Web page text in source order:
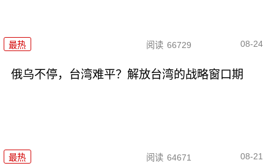
最热 阅读 66729 08-24
俄乌不停，台湾难平？解放台湾的战略窗口期
最热 阅读 64671 08-21